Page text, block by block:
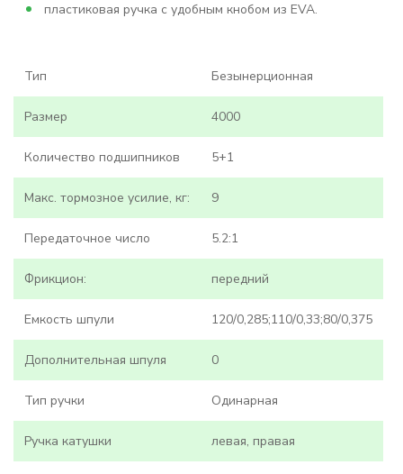
пластиковая ручка с удобным кнобом из EVA.
Тип Безынерционная
Размер 4000
Количество подшипников 5+1
Макс. тормозное усилие, кг: 9
Передаточное число 5.2:1
Фрикцион: передний
Емкость шпули 120/0,285;110/0,33;80/0,375
Дополнительная шпуля 0
Тип ручки Одинарная
Ручка катушки левая, правая